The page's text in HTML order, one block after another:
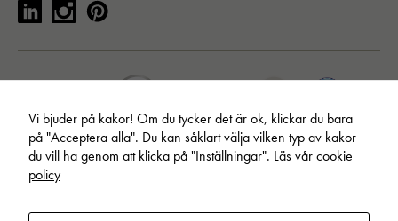
Vi bjuder på kakor! Om du tycker det är ok, klickar du bara
på "Acceptera alla". Du kan såklart välja vilken typ av kakor
du vill ha genom att klicka på "Inställningar". Läs vår cookie
policy
kakorna
funktionalitet
att försvinna
från
Maps